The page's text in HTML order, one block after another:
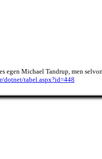
egen Michael Tandrup, men
dotnet/tabel.aspx?id=448